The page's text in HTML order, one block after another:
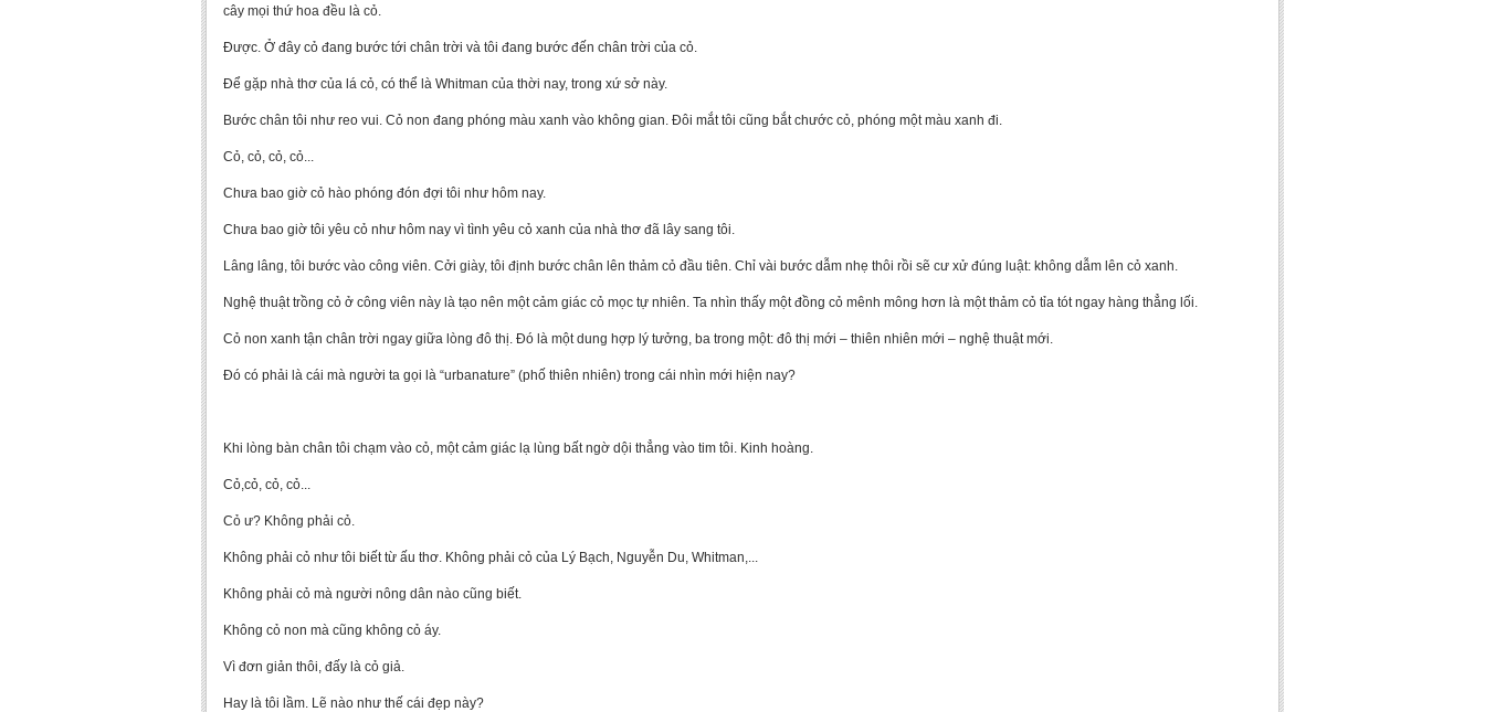
cây mọi thứ hoa đều là cỏ.
Được. Ở đây cỏ đang bước tới chân trời và tôi đang bước đến chân trời của cỏ.
Để gặp nhà thơ của lá cỏ, có thể là Whitman của thời nay, trong xứ sở này.
Bước chân tôi như reo vui. Cỏ non đang phóng màu xanh vào không gian. Đôi mắt tôi cũng bắt chước cỏ, phóng một màu xanh đi.
Cỏ, cỏ, cỏ, cỏ...
Chưa bao giờ cỏ hào phóng đón đợi tôi như hôm nay.
Chưa bao giờ tôi yêu cỏ như hôm nay vì tình yêu cỏ xanh của nhà thơ đã lây sang tôi.
Lâng lâng, tôi bước vào công viên. Cởi giày, tôi định bước chân lên thảm cỏ đầu tiên. Chỉ vài bước dẫm nhẹ thôi rồi sẽ cư xử đúng luật: không dẫm lên cỏ xanh.
Nghệ thuật trồng cỏ ở công viên này là tạo nên một cảm giác cỏ mọc tự nhiên. Ta nhìn thấy một đồng cỏ mênh mông hơn là một thảm cỏ tỉa tót ngay hàng thẳng lối.
Cỏ non xanh tận chân trời ngay giữa lòng đô thị. Đó là một dung hợp lý tưởng, ba trong một: đô thị mới – thiên nhiên mới – nghệ thuật mới.
Đó có phải là cái mà người ta gọi là “urbanature” (phố thiên nhiên) trong cái nhìn mới hiện nay?
Khi lòng bàn chân tôi chạm vào cỏ, một cảm giác lạ lùng bất ngờ dội thẳng vào tim tôi. Kinh hoàng.
Cỏ,cỏ, cỏ, cỏ...
Cỏ ư? Không phải cỏ.
Không phải cỏ như tôi biết từ ấu thơ. Không phải cỏ của Lý Bạch, Nguyễn Du, Whitman,...
Không phải cỏ mà người nông dân nào cũng biết.
Không cỏ non mà cũng không cỏ áy.
Vì đơn giản thôi, đấy là cỏ giả.
Hay là tôi lầm. Lẽ nào như thế cái đẹp này?